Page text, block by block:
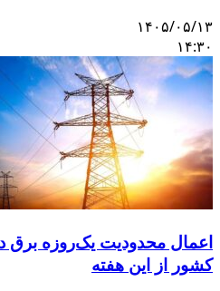
۱۴۰۵/۰۵/۱۳
۱۴:۳۰
اعمال محدودیت یک‌روزه
کشور از این هفته